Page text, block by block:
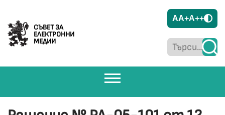
СЪВЕТ ЗА
ЕЛЕКТРОННИ
МЕДИИ
AA+A++